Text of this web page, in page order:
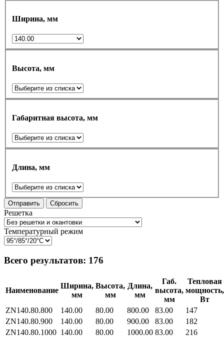
Ширина, мм
Высота, мм
Габаритная высота, мм
Длина, мм
Отправить Сбросить
Решетка
Температурный режим
Всего результатов: 176
Наименование
Ширина,
мм
Высота,
мм
Длина,
мм
Габ.
высота,
мм
Тепловая
мощность,
Вт
ZN140.80.800
140.00 80.00 800.00 83.00
147
ZN140.80.900
140.00 80.00 900.00 83.00
182
ZN140.80.1000 140.00 80.00 1000.00 83.00
216